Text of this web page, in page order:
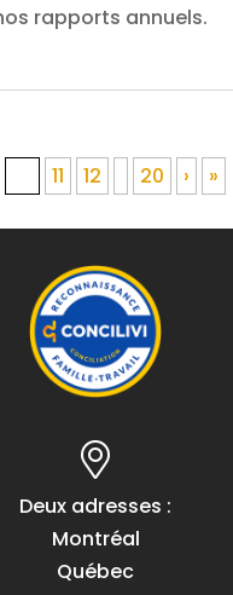
rapports annuels.
11 12 20 › »
Deux adresses :
Montréal
Québec